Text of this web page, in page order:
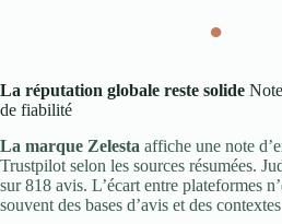
●
La réputation globale reste solide
de fiabilité
La marque Zelesta affiche une note
Trustpilot selon les sources résumées.
sur 818 avis. L’écart entre plateformes
souvent des bases d’avis et des